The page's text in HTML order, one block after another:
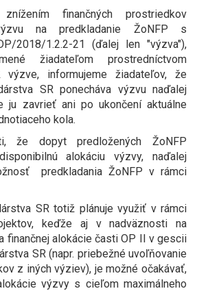
finančných prostriedkov
na predkladanie ŽoNFP s
2018/1.2.2-21 (ďalej len "výzva"),
žiadateľom prostredníctvom
informujeme žiadateľov, že
SR ponecháva výzvu naďalej
ju zavrieť ani po ukončení aktuálne
kola.
že dopyt predložených ŽoNFP
alokáciu výzvy, naďalej
predkladania ŽoNFP v rámci
SR totiž plánuje využiť v rámci
keďže aj v nadväznosti na
finančnej alokácie časti OP II v gescii
SR (napr. priebežné uvoľňovanie
z iných výziev), je možné očakávať,
výzvy s cieľom maximálneho